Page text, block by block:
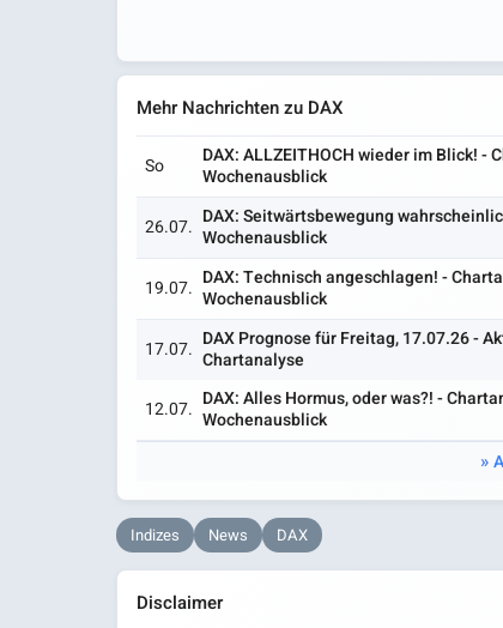
Mehr Nachrichten zu DAX
So
DAX: ALLZEITHOCH wieder im Blick! -
Wochenausblick
26.07. DAX: Seitwärtsbewegung
Wochenausblick
19.07. DAX: Technisch angeschlagen! -
Wochenausblick
17.07. DAX Prognose für Freitag, 17.07.26 -
Chartanalyse
12.07. DAX: Alles Hormus, oder was?! -
Wochenausblick
Indizes News DAX
Disclaimer